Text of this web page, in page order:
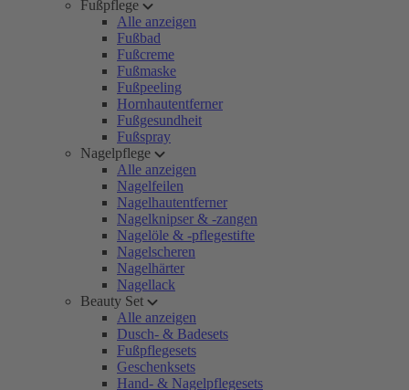
Fußpflege
Alle anzeigen
Fußbad
Fußcreme
Fußmaske
Fußpeeling
Hornhautentferner
Fußgesundheit
Fußspray
Nagelpflege
Alle anzeigen
Nagelfeilen
Nagelhautentferner
Nagelknipser & -zangen
Nagelöle & -pflegestifte
Nagelscheren
Nagelhärter
Nagellack
Beauty Set
Alle anzeigen
Dusch- & Badesets
Fußpflegesets
Geschenksets
Hand- & Nagelpflegesets